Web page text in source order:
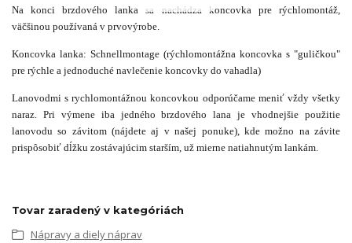
Na konci brzdového lanka sa nachádza koncovka pre rýchlomontáž,
väčšinou používaná v prvovýrobe.
Koncovka lanka: Schnellmontage (rýchlomontážna koncovka s "guličkou"
pre rýchle a jednoduché navlečenie koncovky do vahadla)
Lanovodmi s rychlomontážnou koncovkou odporúčame meniť vždy všetky
naraz. Pri výmene iba jedného brzdového lana je vhodnejšie použitie
lanovodu so závitom (nájdete aj v našej ponuke), kde možno na závite
prispôsobiť dĺžku zostávajúcim starším, už mierne natiahnutým lankám.
Tovar zaradený v kategóriách
Nápravy a diely náprav